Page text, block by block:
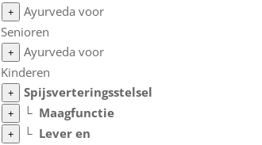
+
Ayurveda voor
Senioren
+
Ayurveda voor
Kinderen
+ Spijsverteringsstelsel
+ └ Maagfunctie
+ └ Lever en